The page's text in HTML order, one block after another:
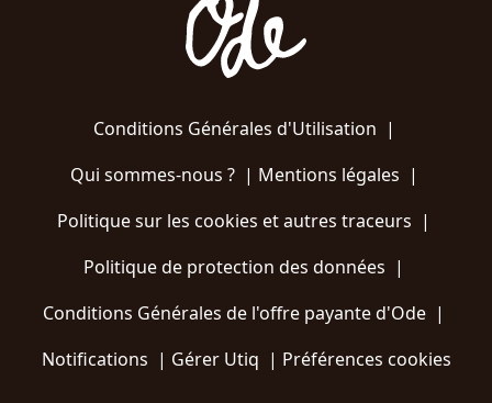
Conditions Générales d'Utilisation |
Qui sommes-nous ?| Mentions légales |
Politique sur les cookies et autres traceurs |
Politique de protection des données |
Conditions Générales de l'offre payante d'Ode |
Notifications | Gérer Utiq | Préférences cookies